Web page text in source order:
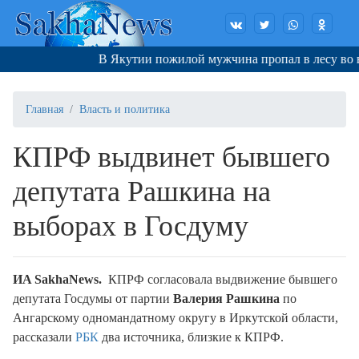
В Якутии пожилой мужчина пропал в лесу во
Главная Власть и политика
КПРФ выдвинет бывшего
депутата Рашкина на
выборах в Госдуму
ИA SakhaNews. КПРФ согласовала выдвижение бывшего
депутата Госдумы от партии Валерия Рашкина по
Ангарскому одномандатному округу в Иркутской области,
рассказали РБК два источника, близкие к КПРФ.